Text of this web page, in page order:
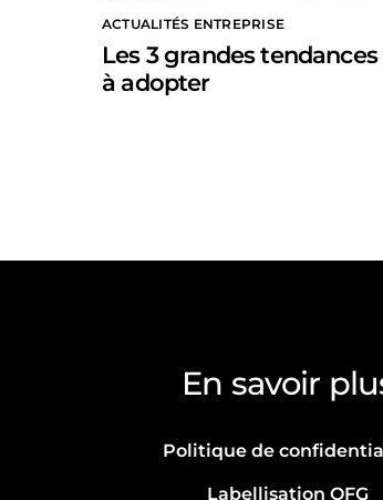
ACTUALITÉS ENTREPRISE
Les 3 grandes
à adopter
En savoir
Politique de
Labellisation OFG